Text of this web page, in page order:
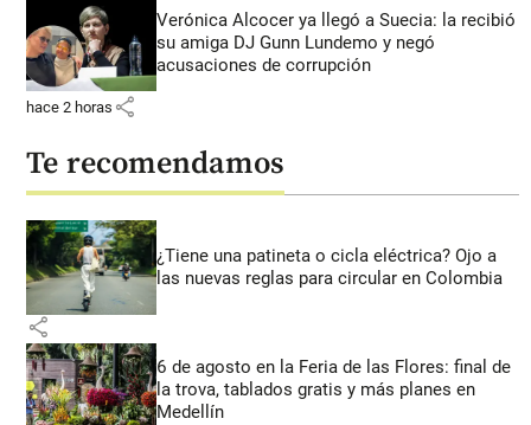
Verónica Alcocer ya llegó a Suecia: la recibió
su amiga DJ Gunn Lundemo y negó
acusaciones de corrupción
hace 2 horas share
Te recomendamos
¿Tiene una patineta o cicla eléctrica? Ojo a
las nuevas reglas para circular en Colombia
share
6 de agosto en la Feria de las Flores: final de
la trova, tablados gratis y más planes en
Medellín